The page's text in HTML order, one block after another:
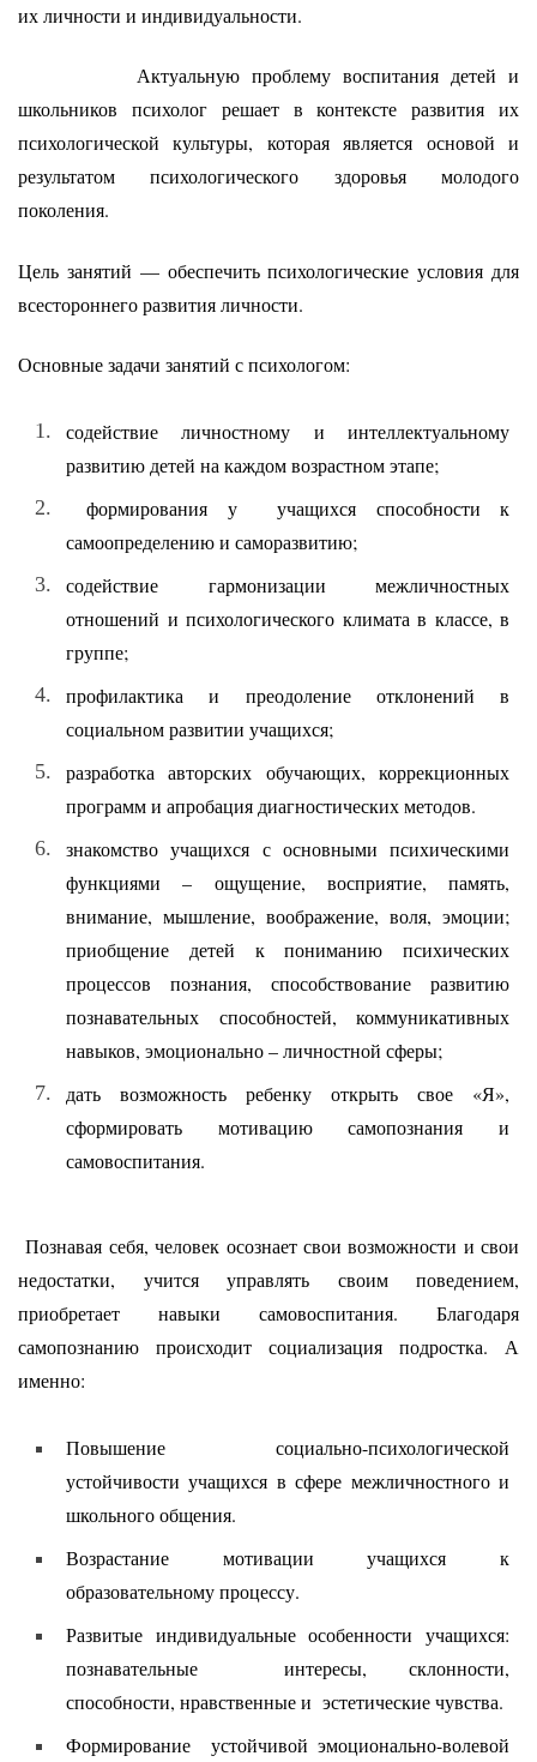
их личности и индивидуальности.
Актуальную проблему воспитания детей и
школьников психолог решает в контексте развития их
психологической культуры, которая является основой и
результатом психологического здоровья молодого
поколения.
Цель занятий — обеспечить психологические условия для
всестороннего развития личности.
Основные задачи занятий с психологом:
содействие личностному и интеллектуальному
развитию детей на каждом возрастном этапе;
формирования у учащихся способности к
самоопределению и саморазвитию;
содействие гармонизации межличностных
отношений и психологического климата в классе, в
группе;
профилактика и преодоление отклонений в
социальном развитии учащихся;
разработка авторских обучающих, коррекционных
программ и апробация диагностических методов.
знакомство учащихся с основными психическими
функциями – ощущение, восприятие, память,
внимание, мышление, воображение, воля, эмоции;
приобщение детей к пониманию психических
процессов познания, способствование развитию
познавательных способностей, коммуникативных
навыков, эмоционально – личностной сферы;
дать возможность ребенку открыть свое «Я»,
сформировать мотивацию самопознания и
самовоспитания.
Познавая себя, человек осознает свои возможности и свои
недостатки, учится управлять своим поведением,
приобретает навыки самовоспитания. Благодаря
самопознанию происходит социализация подростка. А
именно:
Повышение социально-психологической
устойчивости учащихся в сфере межличностного и
школьного общения.
Возрастание мотивации учащихся к
образовательному процессу.
Развитые индивидуальные особенности учащихся:
познавательные интересы, склонности,
способности, нравственные и эстетические чувства.
Формирование устойчивой эмоционально-волевой